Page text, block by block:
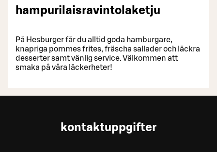
hampurilaisravintolaketju
På Hesburger får du alltid goda hamburgare,
knapriga pommes frites, fräscha sallader och läckra
desserter samt vänlig service. Välkommen att
smaka på våra läckerheter!
kontaktuppgifter